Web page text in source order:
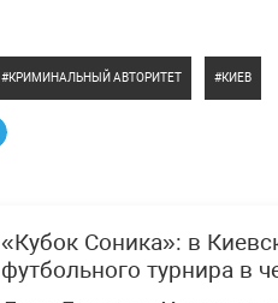
КРИМИНАЛЬНЫЙ АВТОРИТЕТ КИЕВ
«Кубок Соника»: в
футбольного турнира в